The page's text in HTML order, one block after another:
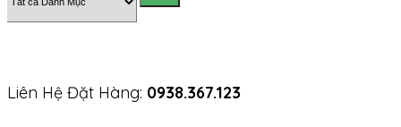
Liên Hệ Đặt Hàng: 0938.367.123